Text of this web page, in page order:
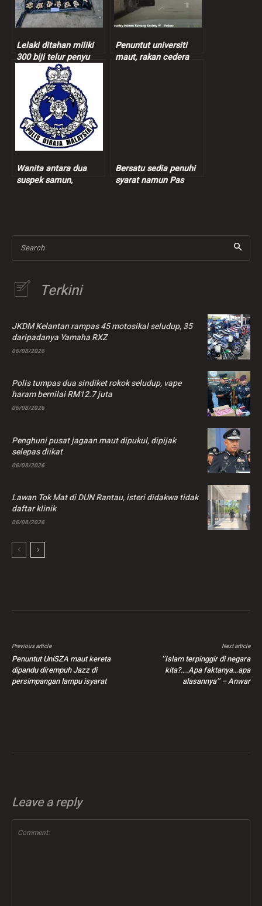
Lelaki ditahan miliki
300 biji telur penyu
Penuntut universiti
maut, rakan cedera
Wanita antara dua
suspek samun,
Bersatu sedia penuhi
syarat namun Pas
Search
Terkini
JKDM Kelantan rampas 45 motosikal seludup, 35
daripadanya Yamaha RXZ
06/08/2026
Polis tumpas dua sindiket rokok seludup, vape
haram bernilai RM12.7 juta
06/08/2026
Penghuni pusat jagaan maut dipukul, dipijak
selepas diikat
06/08/2026
Lawan Tok Mat di DUN Rantau, isteri didakwa tidak
daftar klinik
06/08/2026
Previous article
Penuntut UniSZA maut kereta
dipandu dirempuh Jazz di
persimpangan lampu isyarat
Next article
‘’Islam terpinggir di negara
kita?….Apa faktanya…apa
alasannya’’ – Anwar
Leave a reply